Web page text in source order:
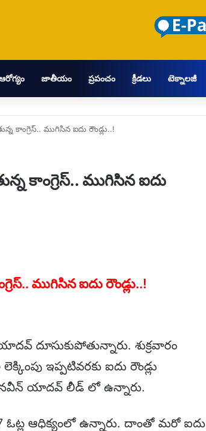
జాతీయం ప్రపంచం క్రీడలు టెక్నాలజీ
కాంగ్రెస్.. ముగిసిన ఐదు రౌండ్లు..!
కాంగ్రెస్.. ముగిసిన ఐదు
ముగిసిన ఐదు రౌండ్లు..!
దూసుకుపోతున్నారు. శుక్రవారం
ఇప్పటివరకు ఐదు రౌండ్లు
నవీన్ యాదవ్ లీడ్ లో ఉన్నారు.
ఓట్ల ఆధిక్యంలో ఉన్నారు. దాంతో మరో ఐదు